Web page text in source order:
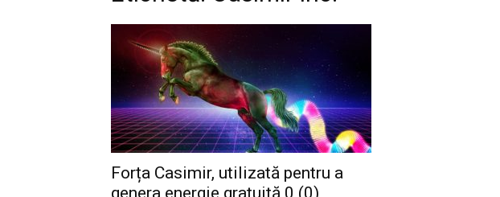
Forța Casimir, utilizată pentru a
genera energie gratuită 0 (0)